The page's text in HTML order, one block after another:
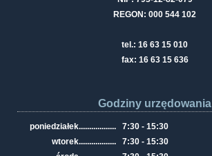
REGON: 000 544 102
tel.: 16 63 15 010
fax: 16 63 15 636
Godziny urzędowania
poniedziałek..................
7:30 - 15:30
wtorek..................
7:30 - 15:30